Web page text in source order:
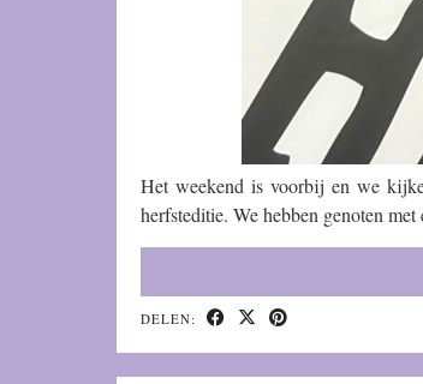
Het weekend is voorbij en we
herfsteditie. We hebben genoten
DELEN: